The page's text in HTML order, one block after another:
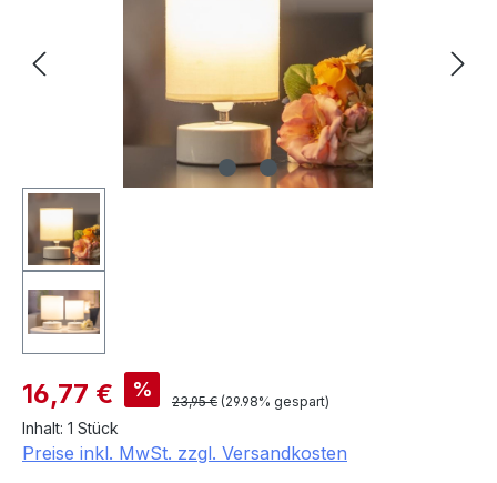
Verkaufspreis:
16,77 € % Regulärer Preis:
23,95 € (29.98% gespart)
Inhalt: 1 Stück
Preise inkl. MwSt. zzgl. Versandkosten